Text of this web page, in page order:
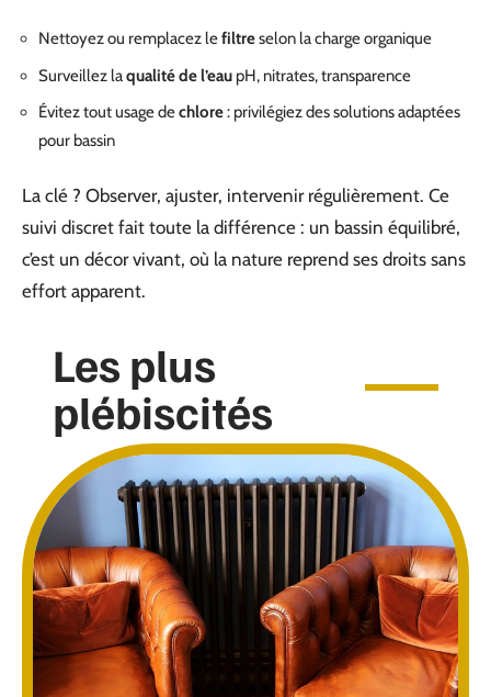
Nettoyez ou remplacez lefiltreselon la charge organique
Surveillez laqualité de l’eau pH, nitrates, transparence
Évitez tout usage dechlore: privilégiez des solutions adaptées
pour bassin
La clé ? Observer, ajuster, intervenir régulièrement. Ce
suivi discret fait toute la différence : un bassin équilibré,
c’est un décor vivant, où la nature reprend ses droits sans
effort apparent.
Les plus
plébiscités